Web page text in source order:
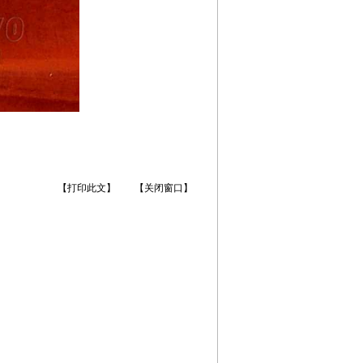
【打印此文】 【关闭窗口】